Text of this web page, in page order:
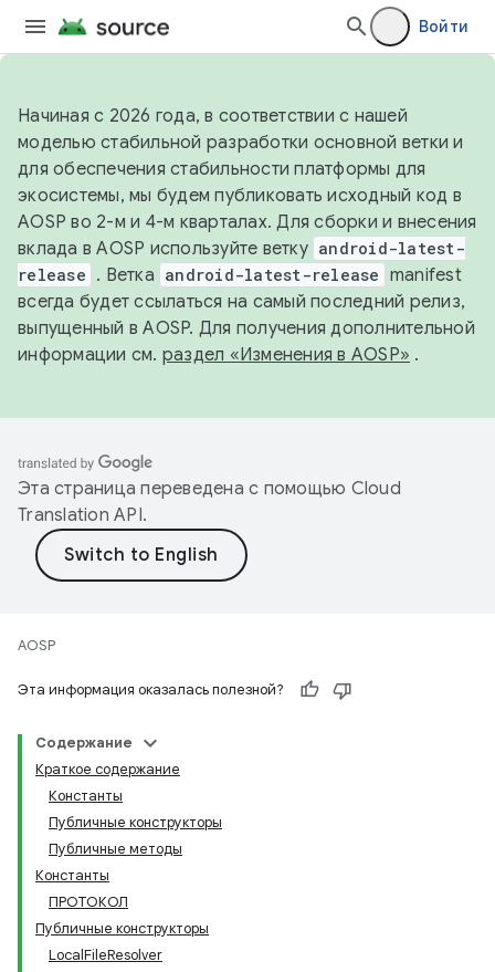
Войти
Начиная с 2026 года, в соответствии с нашей
моделью стабильной разработки основной ветки и
для обеспечения стабильности платформы для
экосистемы, мы будем публиковать исходный код в
AOSP во 2-м и 4-м кварталах. Для сборки и внесения
вклада в AOSP используйте ветку android-latest-
release . Ветка android-latest-release manifest
всегда будет ссылаться на самый последний релиз,
выпущенный в AOSP. Для получения дополнительной
информации см. раздел «Изменения в AOSP» .
Эта страница переведена с помощью Cloud
Translation API.
AOSP
Эта информация оказалась полезной?
Содержание
Краткое содержание
Константы
Публичные конструкторы
Публичные методы
Константы
ПРОТОКОЛ
Публичные конструкторы
LocalFileResolver